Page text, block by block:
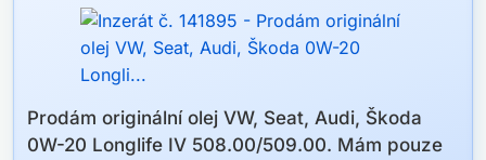
Prodám originální olej VW, Seat, Audi, Škoda
0W-20 Longlife IV 508.00/509.00. Mám pouze